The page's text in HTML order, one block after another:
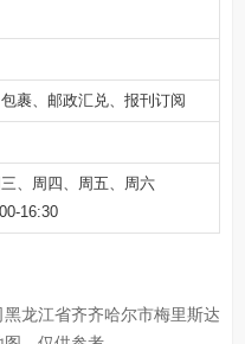
裹、邮政汇兑、报刊订阅
、周四、周五、周六
16:30
龙江省齐齐哈尔市梅里斯达